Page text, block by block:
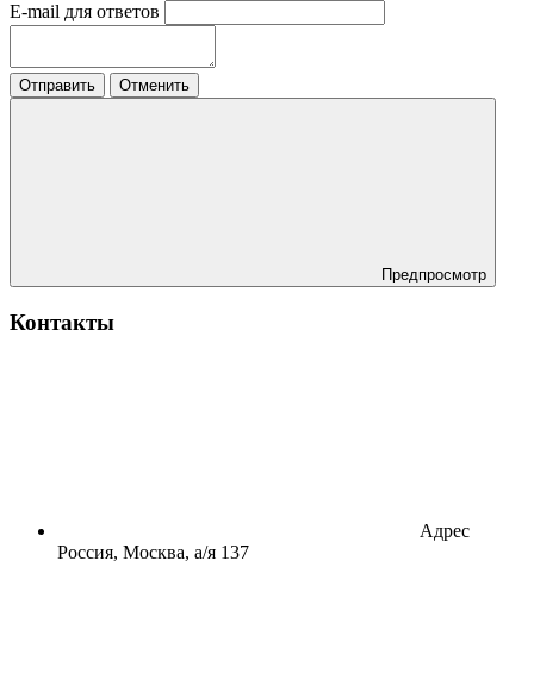
E-mail для ответов
Отправить Отменить
Предпросмотр
Контакты
Адрес
Россия, Москва, а/я 137